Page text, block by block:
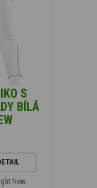
S
BÍLÁ
New.